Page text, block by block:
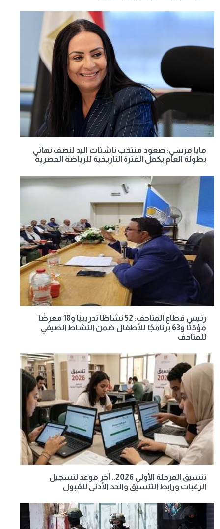
مايا مرسي: صعود منتخب ناشئات اليد لنصف نهائي
بطولة العام يكمل الفترة التاريخية للرياضة المصرية
رئيس قطاع المتاحف: 52 نشاطًا تدريبيًا و18 معرضًا
مؤقتًا و63 برنامجًا للأطفال ضمن النشاط الصيفي
للمتاحف
تنسيق المرحلة الأولى 2026.. آخر موعد لتسجيل
الرغبات ورابط التنسيق والحد الأدنى للقبول